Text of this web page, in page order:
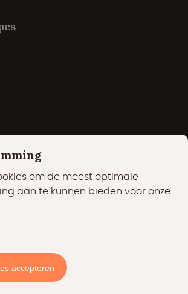
en prijzen
om de meest optimale
aan te kunnen bieden voor onze
accepteren